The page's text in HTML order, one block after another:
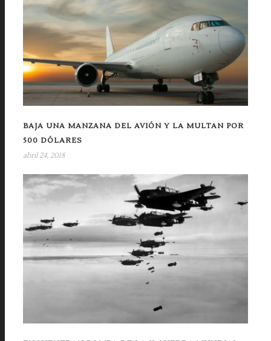
BAJA UNA MANZANA DEL AVIÓN Y LA MULTAN POR
500 DÓLARES
abril 24, 2018